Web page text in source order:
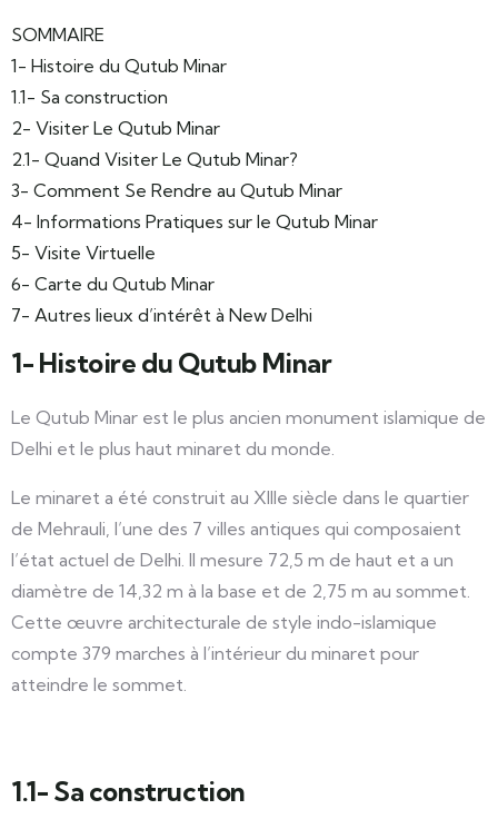
SOMMAIRE
1- Histoire du Qutub Minar
1.1- Sa construction
2- Visiter Le Qutub Minar
2.1- Quand Visiter Le Qutub Minar?
3- Comment Se Rendre au Qutub Minar
4- Informations Pratiques sur le Qutub Minar
5- Visite Virtuelle
6- Carte du Qutub Minar
7- Autres lieux d’intérêt à New Delhi
1- Histoire du Qutub Minar
Le Qutub Minar est le plus ancien monument islamique de
Delhi et le plus haut minaret du monde.
Le minaret a été construit au XIIIe siècle dans le quartier
de Mehrauli, l’une des 7 villes antiques qui composaient
l’état actuel de Delhi. Il mesure 72,5 m de haut et a un
diamètre de 14,32 m à la base et de 2,75 m au sommet.
Cette œuvre architecturale de style indo-islamique
compte 379 marches à l’intérieur du minaret pour
atteindre le sommet.
1.1- Sa construction